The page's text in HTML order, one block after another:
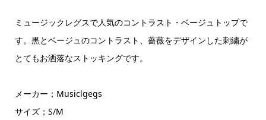
ミュージックレグスで人気のコントラスト・ベージュトップで
す。黒とベージュのコントラスト、薔薇をデザインした刺繍が
とてもお洒落なストッキングです。
メーカー；Musiclgegs
サイズ；S/M